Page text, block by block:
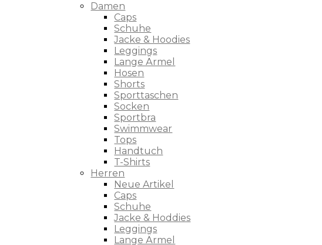
Damen
Caps
Schuhe
Jacke & Hoodies
Leggings
Lange Ärmel
Hosen
Shorts
Sporttaschen
Socken
Sportbra
Swimmwear
Tops
Handtuch
T-Shirts
Herren
Neue Artikel
Caps
Schuhe
Jacke & Hoddies
Leggings
Lange Ärmel